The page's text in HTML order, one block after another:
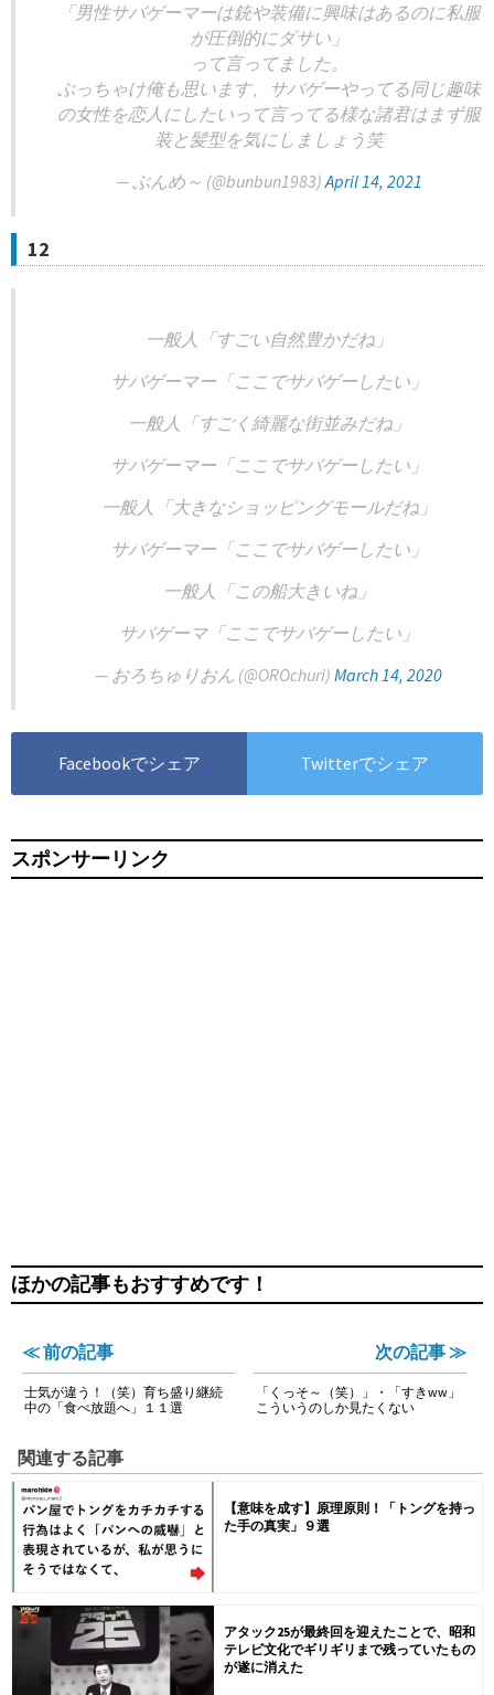
「男性サバゲーマーは銃や装備に興味はあるのに私服
が圧倒的にダサい」
って言ってました。
ぶっちゃけ俺も思います、サバゲーやってる同じ趣味
の女性を恋人にしたいって言ってる様な諸君はまず服
装と髪型を気にしましょう笑
— ぶんめ～ (@bunbun1983)April 14, 2021
12
一般人「すごい自然豊かだね」
サバゲーマー「ここでサバゲーしたい」
一般人「すごく綺麗な街並みだね」
サバゲーマー「ここでサバゲーしたい」
一般人「大きなショッピングモールだね」
サバゲーマー「ここでサバゲーしたい」
一般人「この船大きいね」
サバゲーマ「ここでサバゲーしたい」
— おろちゅりおん (@OROchuri) March 14, 2020
Facebookでシェア Twitterでシェア
スポンサーリンク
ほかの記事もおすすめです！
≪ 前の記事
士気が違う！（笑）育ち盛り継続
中の「食べ放題へ」１１選
次の記事 ≫
「くっそ～（笑）」・「すきww」
こういうのしか見たくない
関連する記事
【意味を成す】原理原則！「トングを持っ
た手の真実」９選
アタック25が最終回を迎えたことで、昭和
テレビ文化でギリギリまで残っていたもの
が遂に消えた